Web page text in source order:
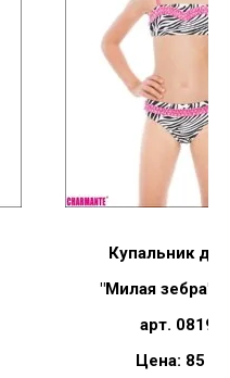
Купальник
"Милая зебра"
арт.
Цена: 85